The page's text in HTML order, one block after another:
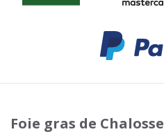
Foie gras de Chalosse